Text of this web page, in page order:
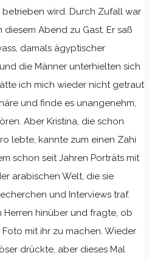
betrieben wird. Durch Zufall war
Abend zu Gast. Er saß
damals ägyptischer
die Männer unterhielten sich
ich mich wieder nicht getraut
und finde es unangenehm,
Aber Kristina, die schon
lebte, kannte zum einen Zahi
schon seit Jahren Porträts mit
arabischen Welt, die sie
und Interviews traf.
hinüber und fragte, ob
mit ihr zu machen. Wieder
drückte, aber dieses Mal